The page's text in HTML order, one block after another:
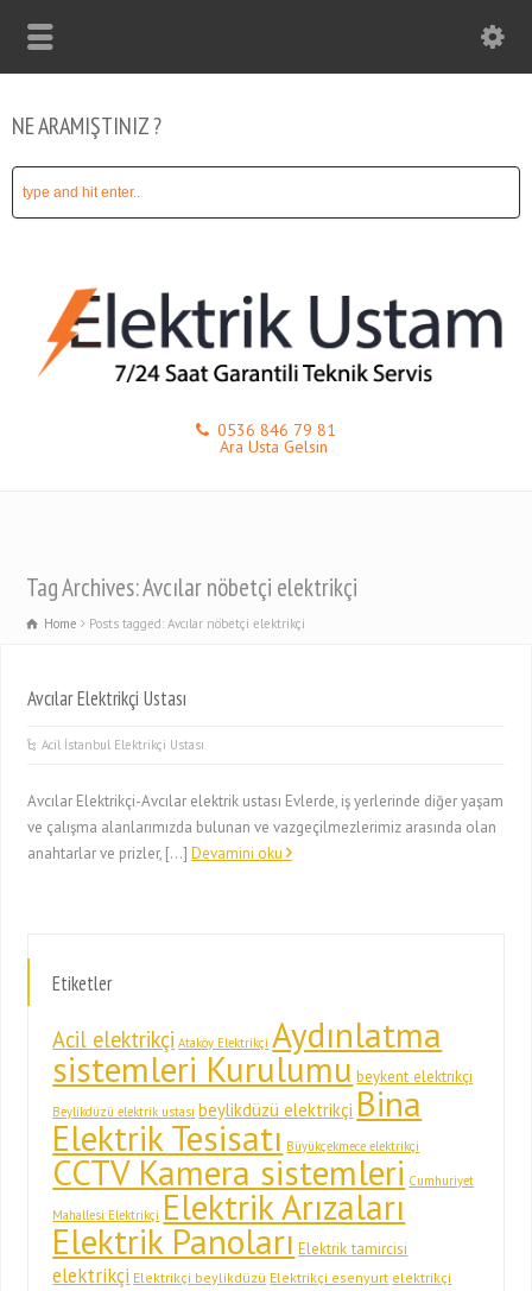
NE ARAMIŞTINIZ ?
0536 846 79 81
Ara Usta Gelsin
Tag Archives: Avcılar nöbetçi elektrikçi
Home Posts tagged: Avcılar nöbetçi elektrikçi
Avcılar Elektrikçi Ustası
Acil İstanbul Elektrikçi Ustası
Avcılar Elektrikçi-Avcılar elektrik ustası Evlerde, iş yerlerinde diğer yaşam
ve çalışma alanlarımızda bulunan ve vazgeçilmezlerimiz arasında olan
anahtarlar ve prizler, […]Devamini oku
Etiketler
Acil elektrikçi Ataköy Elektrikçi Aydınlatma
sistemleri Kurulumu beykent elektrikçi
Beylikdüzü elektrik ustası beylikdüzü elektrikçi Bina
Elektrik Tesisatı Büyükçekmece elektrikçi
CCTV Kamera sistemleri Cumhuriyet
Mahallesi Elektrikçi Elektrik Arızaları
Elektrik Panoları Elektrik tamircisi
elektrikçi Elektrikçi beylikdüzü Elektrikçi esenyurt elektrikçi